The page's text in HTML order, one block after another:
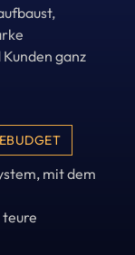
ganz
mit dem
teure